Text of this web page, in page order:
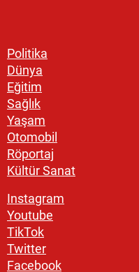
Politika
Dünya
Eğitim
Sağlık
Yaşam
Otomobil
Röportaj
Kültür Sanat
Instagram
Youtube
TikTok
Twitter
Facebook